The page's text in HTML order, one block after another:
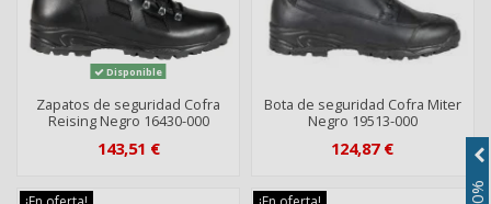
Disponible
Zapatos de seguridad Cofra
Reising Negro 16430-000
143,51 €
Bota de seguridad Cofra Miter
Negro 19513-000
124,87 €